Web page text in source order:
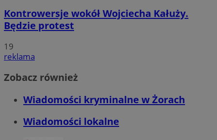
Kontrowersje wokół Wojciecha Kałuży.
Będzie protest
19
reklama
Zobacz również
Wiadomości kryminalne w Żorach
Wiadomości lokalne